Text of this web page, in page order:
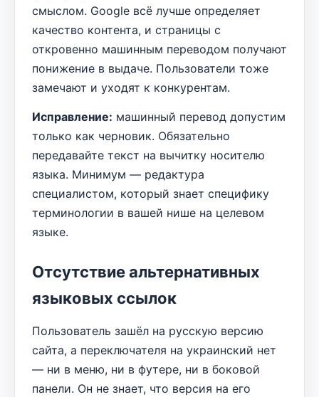
смыслом. Google всё лучше определяет
качество контента, и страницы с
откровенно машинным переводом получают
понижение в выдаче. Пользователи тоже
замечают и уходят к конкурентам.
Исправление: машинный перевод допустим
только как черновик. Обязательно
передавайте текст на вычитку носителю
языка. Минимум — редактура
специалистом, который знает специфику
терминологии в вашей нише на целевом
языке.
Отсутствие альтернативных
языковых ссылок
Пользователь зашёл на русскую версию
сайта, а переключателя на украинский нет
— ни в меню, ни в футере, ни в боковой
панели. Он не знает, что версия на его